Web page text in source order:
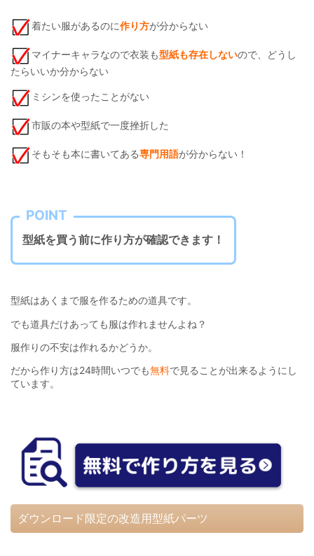
着たい服があるのに作り方が分からない
マイナーキャラなので衣装も型紙も存在しないので、どうし
たらいいか分からない
ミシンを使ったことがない
市販の本や型紙で一度挫折した
そもそも本に書いてある専門用語が分からない！
POINT
型紙を買う前に作り方が確認できます！
型紙はあくまで服を作るための道具です。
でも道具だけあっても服は作れませんよね？
服作りの不安は作れるかどうか。
だから作り方は24時間いつでも無料で見ることが出来るようにし
ています。
ダウンロード限定の改造用型紙パーツ